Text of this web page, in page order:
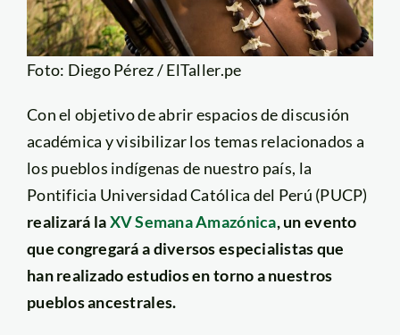
Foto: Diego Pérez / ElTaller.pe
Con el objetivo de abrir espacios de discusión
académica y visibilizar los temas relacionados a
los pueblos indígenas de nuestro país, la
Pontificia Universidad Católica del Perú (PUCP)
realizará laXV Semana Amazónica, un evento
que congregará a diversos especialistas que
han realizado estudios en torno a nuestros
pueblos ancestrales.